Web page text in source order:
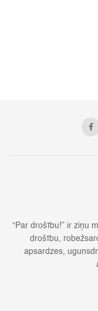
“Par drošību!” ir ziņu
drošību,
apsardzes,